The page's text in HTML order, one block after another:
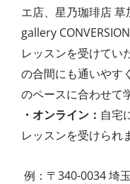
エ店、星乃珈琲店
gallery
レッスンを受けてい
の合間にも通いやす
のペースに合わせて
・オンライン： 自宅
レッスンを受けられ
例：〒340-0034 埼